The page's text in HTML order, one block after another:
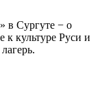
в Сургуте − о
к культуре Руси и